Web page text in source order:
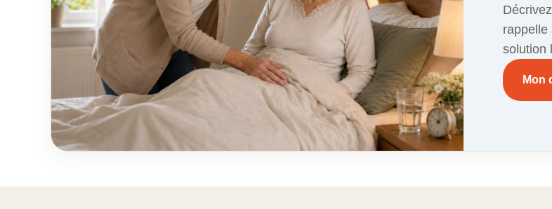
rappelle
solution
Mon